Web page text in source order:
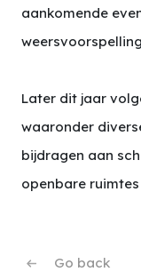
aankomende
Later dit jaar
waaronder
bijdragen aan
openbare
Go back